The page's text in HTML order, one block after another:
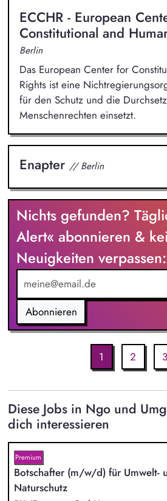
ECCHR - European
Constitutional and
Berlin
Das European Center for
Rights ist eine
für den Schutz und die
Menschenrechten einsetzt.
Enapter // Berlin
Nichts gefunden?
Alert« abonnieren &
Neuigkeiten verpassen:
Abonnieren
1 2 3
Diese Jobs in Ngo und
dich interessieren
Premium
Botschafter (m/w/d) für Umwelt-
Naturschutz